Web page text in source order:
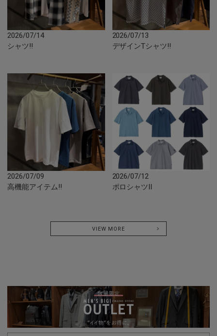
2026/07/14
シャツ‼︎
2026/07/13
デザインTシャツ‼︎
2026/07/09
高機能アイテム‼︎
2026/07/12
ポロシャツII
VIEW MORE